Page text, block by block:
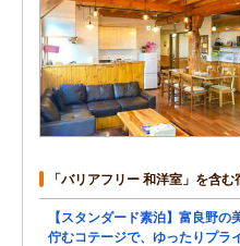
「バリアフリー 和洋室」を含
【スタンダード素泊】富良野の
佇むコテージで、ゆったりプラ